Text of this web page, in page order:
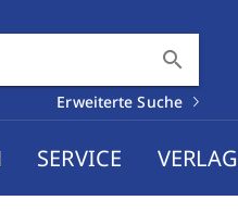
search
Erweiterte Suche
SERVICE VERLAG